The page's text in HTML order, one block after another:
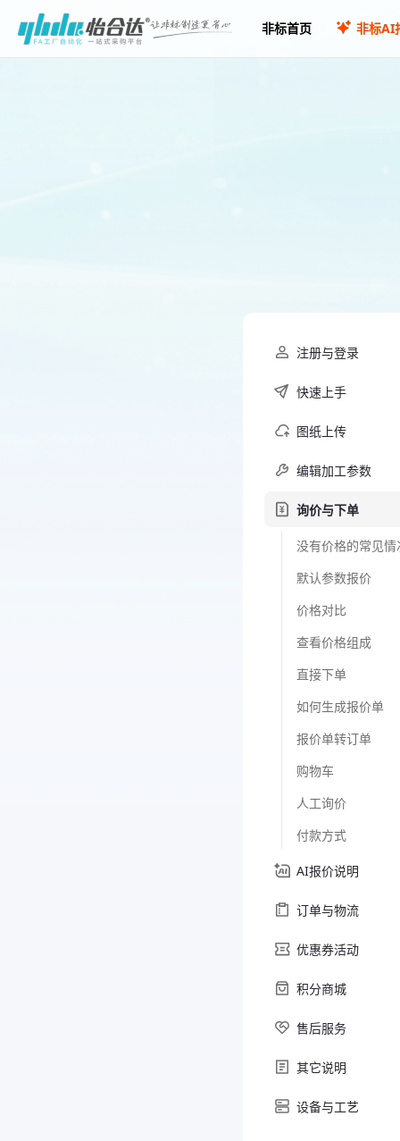
非标首页 非标AI
注册与登录
快速上手
图纸上传
编辑加工参数
询价与下单
默认参数报价
价格对比
查看价格组成
直接下单
如何生成报价单
报价单转订单
购物车
人工询价
付款方式
AI报价说明
订单与物流
优惠券活动
积分商城
售后服务
其它说明
设备与工艺